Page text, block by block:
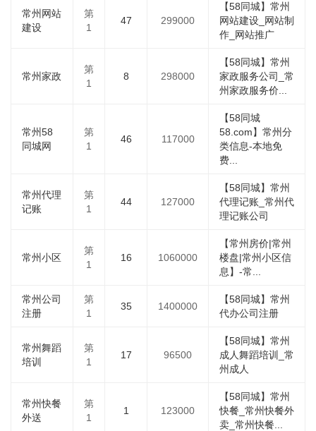
常州网站
建设
第
1
47 299000
【58同城】常州
网站建设_网站制
作_网站推广
常州家政
第
1
8 298000
【58同城】常州
家政服务公司_常
州家政服务价...
常州58
同城网
第
1
46 117000
【58同城
58.com】常州分
类信息-本地免
费...
常州代理
记账
第
1
44 127000
【58同城】常州
代理记账_常州代
理记账公司
常州小区
第
1
16 1060000
【常州房价|常州
楼盘|常州小区信
息】-常...
常州公司
注册
第
1
35 1400000
【58同城】常州
代办公司注册
常州舞蹈
培训
第
1
17 96500
【58同城】常州
成人舞蹈培训_常
州成人
常州快餐
外送
第
1
1 123000
【58同城】常州
快餐_常州快餐外
卖_常州快餐...